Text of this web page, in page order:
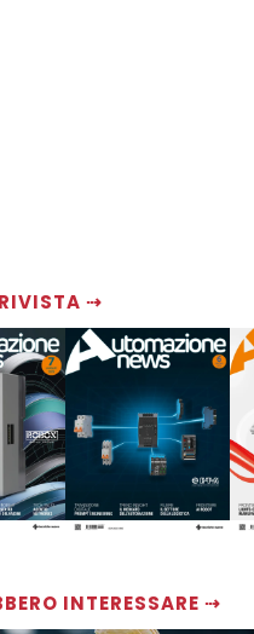
⇢
INTERESSARE ⇢